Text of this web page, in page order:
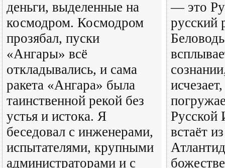
деньги, выделенные на
космодром. Космодром
прозябал, пуски
«Ангары» всё
откладывались, и сама
ракета «Ангара» была
таинственной рекой без
устья и истока. Я
беседовал с инженерами,
испытателями, крупными
администраторами и с
— это
русский
Русской
встаёт